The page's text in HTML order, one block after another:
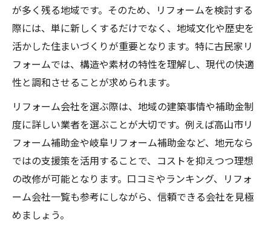
が多く残る地域です。そのため、リフォームを検討する
際には、単に新しくするだけでなく、地域文化や歴史を
活かした住まいづくりが重要となります。特に古民家リ
フォームでは、構造や素材の特性を理解し、現代の快適
性と調和させることが求められます。
リフォーム会社を選ぶ際は、地域の建築事情や補助金制
度に詳しい業者を選ぶことが大切です。例えば高山市リ
フォーム補助金や岐阜リフォーム補助金など、地元なら
ではの支援策を活用することで、コストを抑えつつ理想
の改修が可能となります。口コミやランキング、リフォ
ーム会社一覧も参考にしながら、信頼できる会社を見極
めましょう。